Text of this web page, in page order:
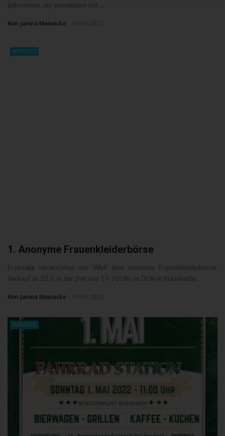
gekommen, um gemeinsam mit ...
Kim-Janina Meinecke
BERICHTE
1. Anonyme Frauenkleiderbörse
Erstmalig veranstaltet der WbK eine anonyme Frauenkleiderbörse.
Verkauf an 20.5. in der Zeit von 17-20 Uhr im DGH in Klausheide.
Kim-Janina Meinecke
BERICHTE